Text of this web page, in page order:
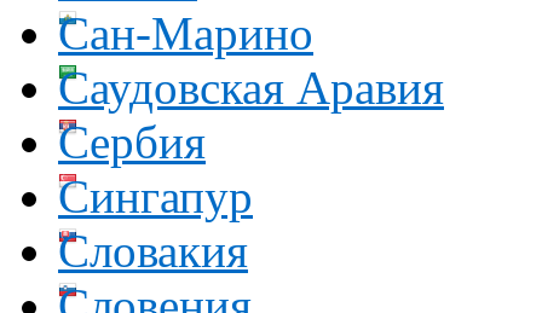
Сан-Марино
Саудовская Аравия
Сербия
Сингапур
Словакия